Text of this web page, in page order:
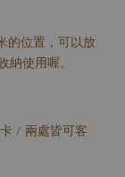
的位置，可以放
納使用喔。
/ 兩處皆可客